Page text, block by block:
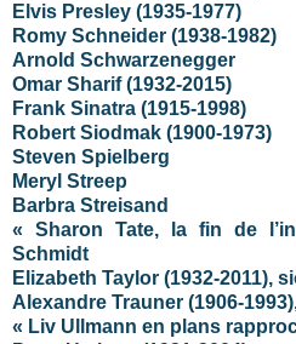
Elvis Presley (1935-1977)
Romy Schneider (1938-1982)
Arnold Schwarzenegger
Omar Sharif (1932-2015)
Frank Sinatra (1915-1998)
Robert Siodmak (1900-1973)
Steven Spielberg
Meryl Streep
Barbra Streisand
« Sharon Tate, la fin de
Schmidt
Elizabeth Taylor (1932-2011),
Alexandre Trauner (1906-
« Liv Ullmann en plans